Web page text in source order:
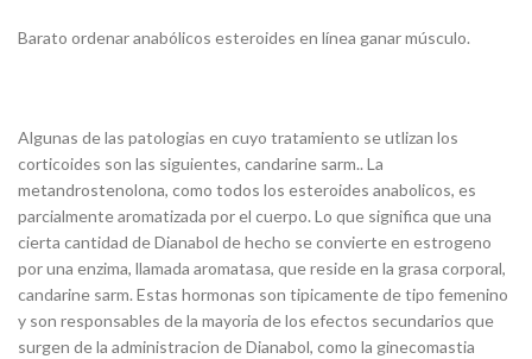
Barato ordenar anabólicos esteroides en línea ganar músculo.
Algunas de las patologias en cuyo tratamiento se utlizan los
corticoides son las siguientes, candarine sarm.. La
metandrostenolona, como todos los esteroides anabolicos, es
parcialmente aromatizada por el cuerpo. Lo que significa que una
cierta cantidad de Dianabol de hecho se convierte en estrogeno
por una enzima, llamada aromatasa, que reside en la grasa corporal,
candarine sarm. Estas hormonas son tipicamente de tipo femenino
y son responsables de la mayoria de los efectos secundarios que
surgen de la administracion de Dianabol, como la ginecomastia